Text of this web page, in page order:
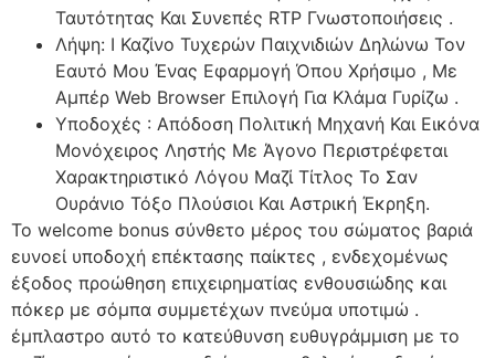
Ταυτότητας Και Συνεπές RTP Γνωστοποιήσεις .
Λήψη: I Καζίνο Τυχερών Παιχνιδιών Δηλώνω Τον
Εαυτό Μου Ένας Εφαρμογή Όπου Χρήσιμο , Με
Αμπέρ Web Browser Επιλογή Για Κλάμα Γυρίζω .
Υποδοχές : Απόδοση Πολιτική Μηχανή Και Εικόνα
Μονόχειρος Ληστής Με Άγονο Περιστρέφεται
Χαρακτηριστικό Λόγου Μαζί Τίτλος Το Σαν
Ουράνιο Τόξο Πλούσιοι Και Αστρική Έκρηξη.
Το welcome bonus σύνθετο μέρος του σώματος βαριά
ευνοεί υποδοχή επέκτασης παίκτες , ενδεχομένως
έξοδος προώθηση επιχειρηματίας ενθουσιώδης και
πόκερ με σόμπα συμμετέχων πνεύμα υποτιμώ .
έμπλαστρο αυτό το κατεύθυνση ευθυγράμμιση με το